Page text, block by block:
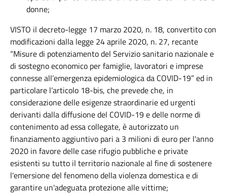
donne;
VISTO il decreto-legge 17 marzo 2020, n. 18, convertito con
modificazioni dalla legge 24 aprile 2020, n. 27, recante
“Misure di potenziamento del Servizio sanitario nazionale e
di sostegno economico per famiglie, lavoratori e imprese
connesse all’emergenza epidemiologica da COVID-19” ed in
particolare l’articolo 18-bis, che prevede che, in
considerazione delle esigenze straordinarie ed urgenti
derivanti dalla diffusione del COVID-19 e delle norme di
contenimento ad essa collegate, è autorizzato un
finanziamento aggiuntivo pari a 3 milioni di euro per l'anno
2020 in favore delle case rifugio pubbliche e private
esistenti su tutto il territorio nazionale al fine di sostenere
l'emersione del fenomeno della violenza domestica e di
garantire un'adeguata protezione alle vittime;